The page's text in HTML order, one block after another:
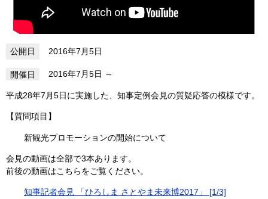
2016年7月5日
2016年7月5日
平成28年7月5日に実施した、知事定例会見の質疑応答の模様です。
【質問項目】
新観光プロモーションの開始について
会見の動画は全部で3本あります。
前後の動画はこちらをご覧ください。
知事記者会見 「ひろしま さとやま未来博2017」 [1/3]